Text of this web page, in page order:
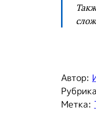
Автор:
Метка: